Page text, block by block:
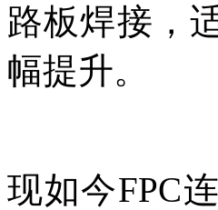
路板焊接，
幅提升。
现如今FPC